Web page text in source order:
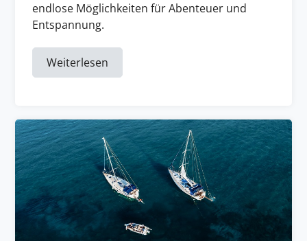
endlose Möglichkeiten für Abenteuer und
Entspannung.
Weiterlesen